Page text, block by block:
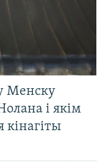
Менску
і якім
кінагіты